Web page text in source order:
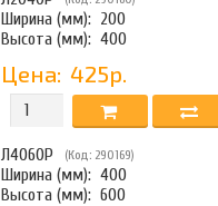
Ширина (мм): 200
Высота (мм): 400
Цена: 425р.
Л4060Р (Код: 290169)
Ширина (мм): 400
Высота (мм): 600